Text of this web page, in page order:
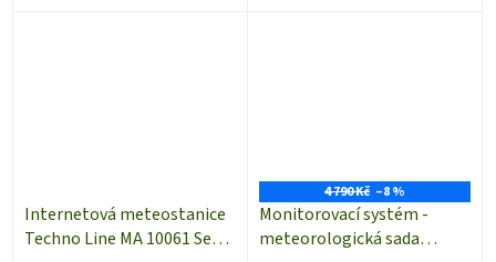
Internetová meteostanice
Techno Line MA 10061 Set
4 790 Kč –8 %
Monitorovací systém -
meteorologická sada